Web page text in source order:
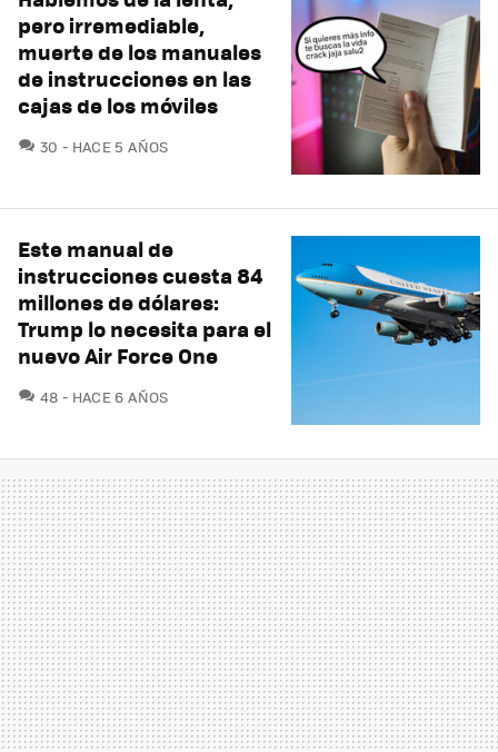
pero irremediable,
muerte de los manuales
de instrucciones en las
cajas de los móviles
30 COMENTARIOS
HACE 5 AÑOS
Este manual de
instrucciones cuesta 84
millones de dólares:
Trump lo necesita para el
nuevo Air Force One
48 COMENTARIOS
HACE 6 AÑOS